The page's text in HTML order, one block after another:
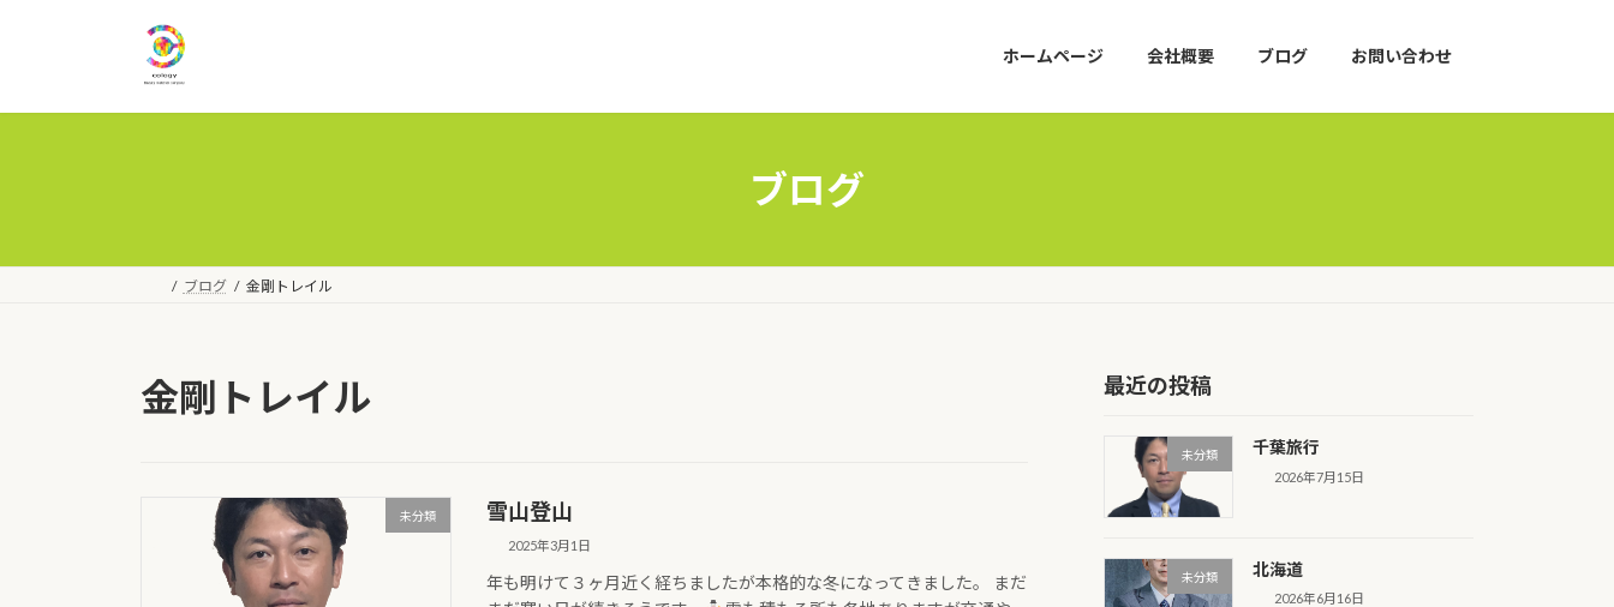
プ
動
ホームページ 会社概要 ブログ お問い合わせ
ブログ
ブログ 金剛トレイル
金剛トレイル
未分類 雪山登山
2025年3月1日
年も明けて３ヶ月近く経ちましたが本格的な冬になってきました。 まだ
最近の投稿
未分類 千葉旅行
2026年7月15日
未分類 北海道
2026年6月16日